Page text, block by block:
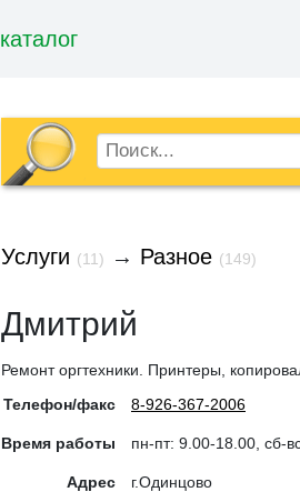
Услуги (11) → Разное (149)
Дмитрий
Ремонт оргтехники. Принтеры,
Телефон/факс
8-926-367-2006
Время работы пн-пт: 9.00-18.00, сб-
Адрес г.Одинцово